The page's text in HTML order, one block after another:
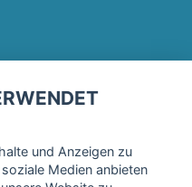
ein und erhalte regelmäßig
und Anzeigen zu
Medien anbieten